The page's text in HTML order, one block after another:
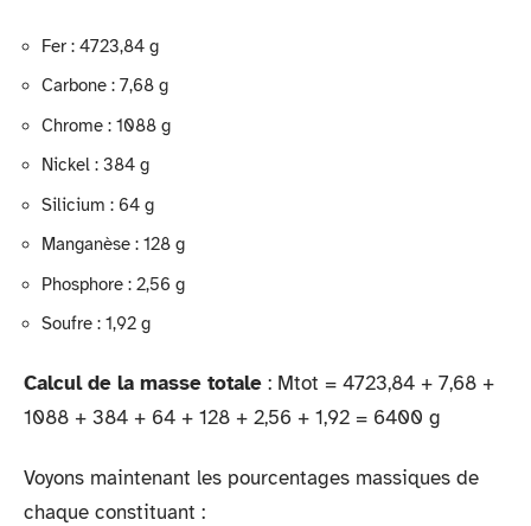
Fer : 4723,84 g
Carbone : 7,68 g
Chrome : 1088 g
Nickel : 384 g
Silicium : 64 g
Manganèse : 128 g
Phosphore : 2,56 g
Soufre : 1,92 g
Calcul de la masse totale : Mtot = 4723,84 + 7,68 +
1088 + 384 + 64 + 128 + 2,56 + 1,92 = 6400 g
Voyons maintenant les pourcentages massiques de
chaque constituant :